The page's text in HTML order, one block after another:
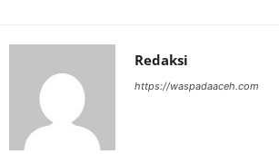
Redaksi
https://waspadaaceh.com